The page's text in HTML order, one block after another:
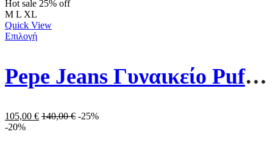
Hot sale 25% off
M L XL
Quick View
Επιλογή
Pepe Jeans Γυναικείο Puffer Μπουφάν Maddie Mousse PL402253-692 Πράσινο
105,00 € 140,00€ -25%
-20%